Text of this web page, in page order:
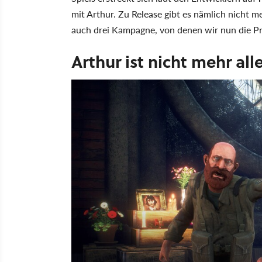
mit Arthur. Zu Release gibt es nämlich nicht
auch drei Kampagne, von denen wir nun die
Arthur ist nicht mehr